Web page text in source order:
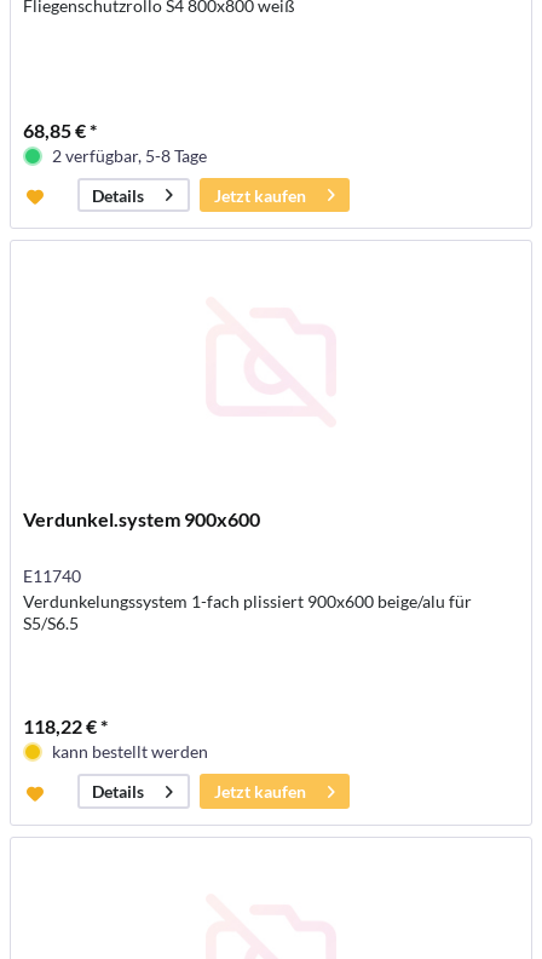
Fliegenschutzrollo S4 800x800 weiß
68,85 € *
2 verfügbar, 5-8 Tage
Details
Jetzt kaufen
Verdunkel.system 900x600
E11740
Verdunkelungssystem 1-fach plissiert 900x600 beige/alu für
S5/S6.5
118,22 € *
kann bestellt werden
Details
Jetzt kaufen